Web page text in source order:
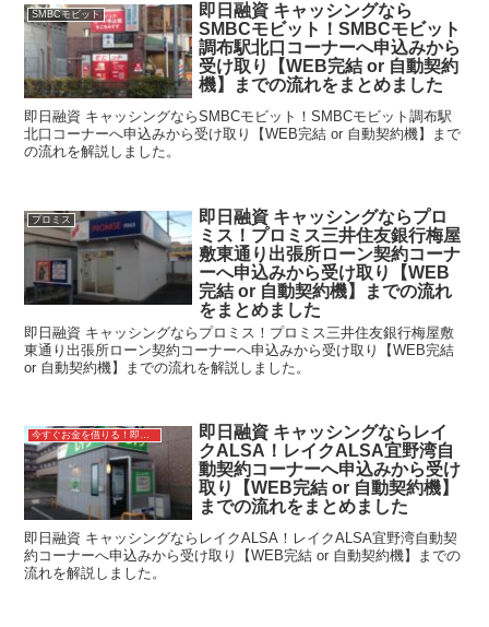
SMBCモビット
即日融資 キャッシングなら
SMBCモビット！SMBCモビット
調布駅北口コーナーへ申込みから
受け取り【WEB完結 or 自動契約
機】までの流れをまとめました
即日融資 キャッシングならSMBCモビット！SMBCモビット調布駅
北口コーナーへ申込みから受け取り【WEB完結 or 自動契約機】まで
の流れを解説しました。
プロミス
即日融資 キャッシングならプロ
ミス！プロミス三井住友銀行梅屋
敷東通り出張所ローン契約コーナ
ーへ申込みから受け取り【WEB
完結 or 自動契約機】までの流れ
をまとめました
即日融資 キャッシングならプロミス！プロミス三井住友銀行梅屋敷
東通り出張所ローン契約コーナーへ申込みから受け取り【WEB完結
or 自動契約機】までの流れを解説しました。
今すぐお金を借りる！即日融資キャッシング
即日融資 キャッシングならレイ
クALSA！レイクALSA宜野湾自
動契約コーナーへ申込みから受け
取り【WEB完結 or 自動契約機】
までの流れをまとめました
即日融資 キャッシングならレイクALSA！レイクALSA宜野湾自動契
約コーナーへ申込みから受け取り【WEB完結 or 自動契約機】までの
流れを解説しました。